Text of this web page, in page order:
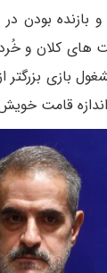
بازنده بودن
های کلان و
بازی
قامت